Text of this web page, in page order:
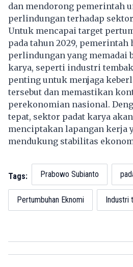
dan mendorong pemerintah
perlindungan terhadap
Untuk mencapai target
pada tahun 2029,
perlindungan yang memadai
karya, seperti industri
penting untuk menjaga
tersebut dan memastikan
perekonomian nasional.
tepat, sektor padat karya
menciptakan lapangan kerja
mendukung stabilitas
Tags: Prabowo Subianto
Pertumbuhan Eknomi Industri